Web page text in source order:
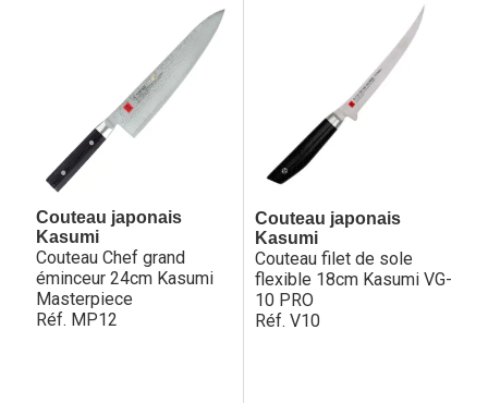
Couteau japonais
Kasumi
Couteau Chef grand
éminceur 24cm Kasumi
Masterpiece
Réf. MP12
Couteau japonais
Kasumi
Couteau filet de sole
flexible 18cm Kasumi VG-
10 PRO
Réf. V10